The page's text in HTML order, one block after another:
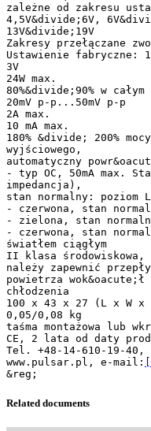
zależne od zakresu
4,5V&divide;6V,
13V&divide;19V
Zakresy przełączane
Ustawienie fabryczne:
3V
24W max.
80%&divide;90% w
20mV p-p...50mV p-p
2A max.
10 mA max.
180% &divide; 200%
wyjściowego,
automatyczny
- typ OC, 50mA max.
impedancja),
stan normalny: poziom
- czerwona, stan
- zielona, stan
- czerwona, stan
światłem ciągłym
II klasa środowiskowa,
należy zapewnić
powietrza wok&oacute;ł
chłodzenia
100 x 43 x 27 (L x W x
0,05/0,08 kg
taśma montażowa lub
CE, 2 lata od daty
Tel. +48-14-610-19-
www.pulsar.pl, e-mail:
Related documents